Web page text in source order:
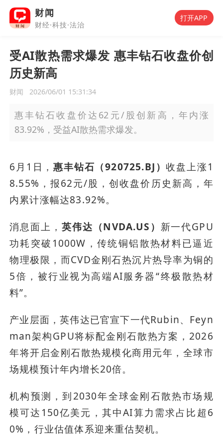
财闻
财经·科技·法治
打开APP
受AI散热需求爆发 惠丰钻石收盘价创
历史新高
财闻 2026/06/01 15:31:34
惠丰钻石收盘价达62元/股创新高，年内涨
83.92%，受益AI散热需求爆发。
6月1日，惠丰钻石（920725.BJ）收盘上涨1
8.55%，报62元/股，创收盘价历史新高，年
内累计涨幅达83.92%。
消息面上， 英伟达（NVDA.US） 新一代GPU
功耗突破1000W，传统铜铝散热材料已逼近
物理极限，而CVD金刚石热沉片热导率为铜的
5倍，被行业视为高端AI服务器“终极散热材
料”。
产业层面，英伟达已官宣下一代Rubin、Feyn
man架构GPU将标配金刚石散热方案，2026
年将开启金刚石散热规模化商用元年，全球市
场规模预计年内增长20倍。
机构预测，到2030年全球金刚石散热市场规
模可达150亿美元，其中AI算力需求占比超6
0%，行业估值体系迎来重估契机。